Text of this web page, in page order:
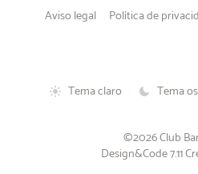
Aviso legal Política de
Tema claro Tema
©2026 Club
Design&Code 7.11